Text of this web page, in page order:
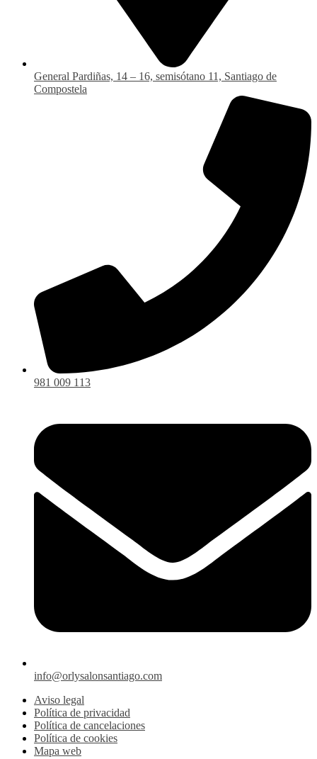
General Pardiñas, 14 – 16, semisótano 11, Santiago de
Compostela
981 009 113
info@orlysalonsantiago.com
Aviso legal
Política de privacidad
Política de cancelaciones
Política de cookies
Mapa web